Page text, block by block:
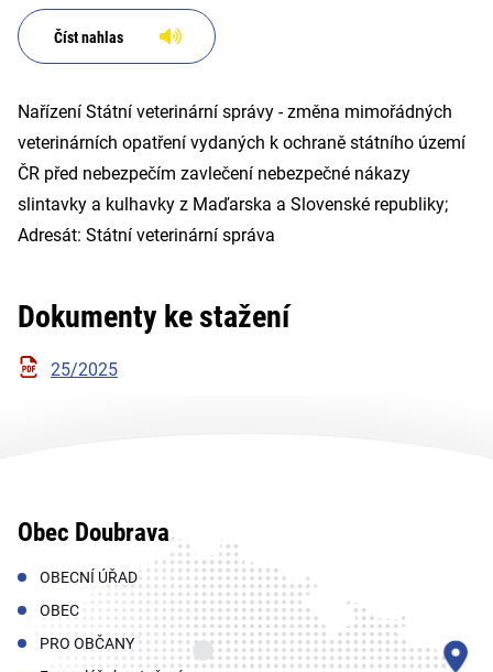
republiky; Adresát: Státní
Číst nahlas
Nařízení Státní veterinární správy - změna mimořádných
veterinárních opatření vydaných k ochraně státního území
ČR před nebezpečím zavlečení nebezpečné nákazy
slintavky a kulhavky z Maďarska a Slovenské republiky;
Adresát: Státní veterinární správa
Dokumenty ke stažení
25/2025
Obec Doubrava
OBECNÍ ÚŘAD
OBEC
PRO OBČANY